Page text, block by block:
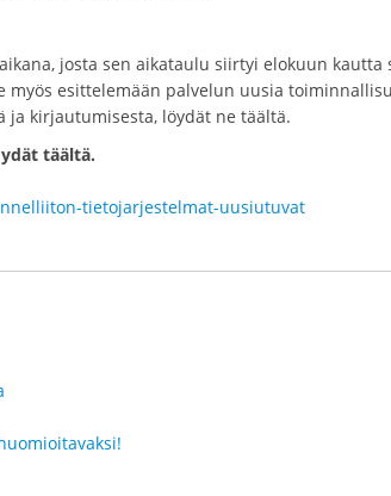
josta sen aikataulu siirtyi elokuun kautta
esittelemään palvelun uusia
ja kirjautumisesta, löydät ne täältä.
täältä.
tietojarjestelmat-uusiutuvat